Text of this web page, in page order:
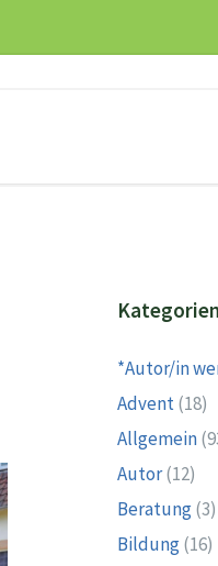
Kategorien
*Autor/in
Advent(18)
Allgemein
Autor(12)
Beratung(3)
Bildung(16)